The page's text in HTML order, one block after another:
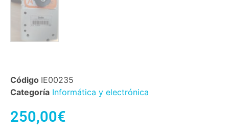
Código IE00235
Categoría Informática y electrónica
250,00€